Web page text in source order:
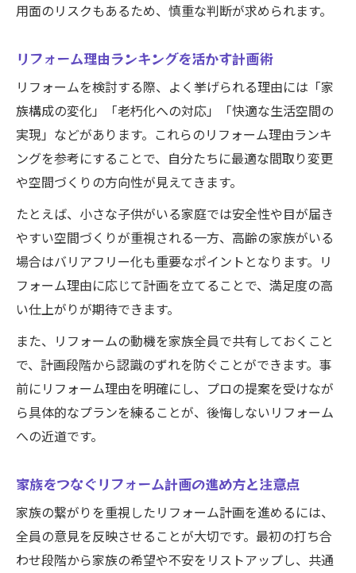
用面のリスクもあるため、慎重な判断が求められます。
リフォーム理由ランキングを活かす計画術
リフォームを検討する際、よく挙げられる理由には「家
族構成の変化」「老朽化への対応」「快適な生活空間の
実現」などがあります。これらのリフォーム理由ランキ
ングを参考にすることで、自分たちに最適な間取り変更
や空間づくりの方向性が見えてきます。
たとえば、小さな子供がいる家庭では安全性や目が届き
やすい空間づくりが重視される一方、高齢の家族がいる
場合はバリアフリー化も重要なポイントとなります。リ
フォーム理由に応じて計画を立てることで、満足度の高
い仕上がりが期待できます。
また、リフォームの動機を家族全員で共有しておくこと
で、計画段階から認識のずれを防ぐことができます。事
前にリフォーム理由を明確にし、プロの提案を受けなが
ら具体的なプランを練ることが、後悔しないリフォーム
への近道です。
家族をつなぐリフォーム計画の進め方と注意点
家族の繋がりを重視したリフォーム計画を進めるには、
全員の意見を反映させることが大切です。最初の打ち合
わせ段階から家族の希望や不安をリストアップし、共通